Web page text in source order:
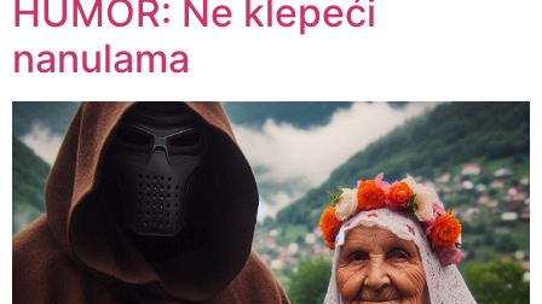
HUMOR: Ne klepeći
nanulama